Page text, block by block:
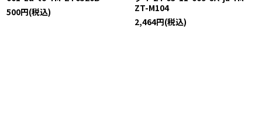
500円(税込)
ZT-M104
2,464円(税込)